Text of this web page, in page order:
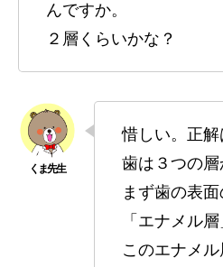
んですか。
２層くらいかな？
惜しい。正解
歯は３つの層
まず歯の表
「エナメル
このエナメ